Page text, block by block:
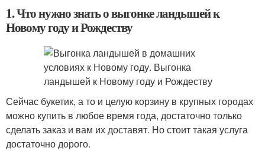
1. Что нужно знать о выгонке ландышей к
Новому году и Рождеству
Сейчас букетик, а то и целую корзину в крупных городах
можно купить в любое время года, достаточно только
сделать заказ и вам их доставят. Но стоит такая услуга
достаточно дорого.